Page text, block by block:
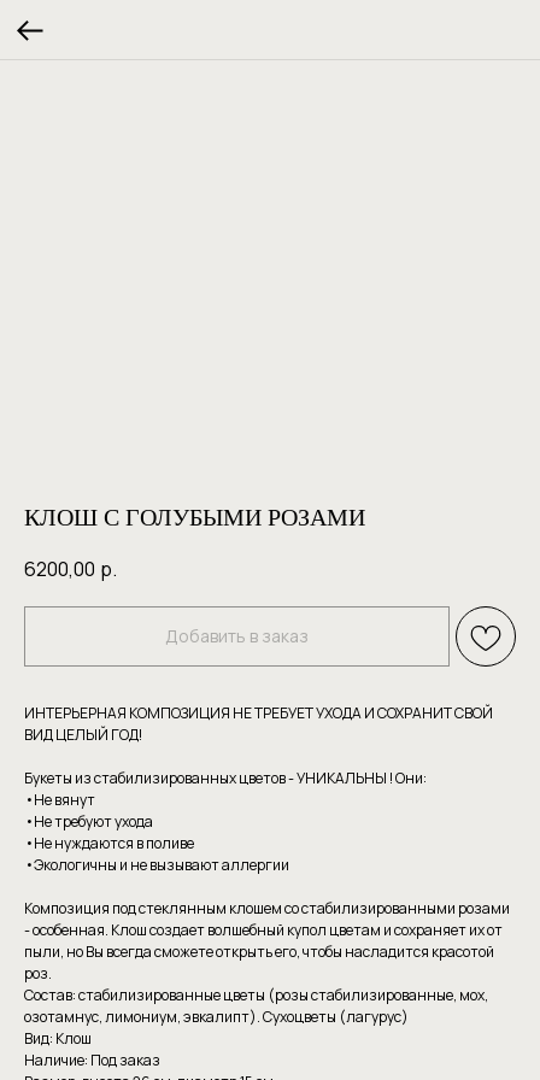
КЛОШ С ГОЛУБЫМИ РОЗАМИ
6200,00 р.
Добавить в заказ
ИНТЕРЬЕРНАЯ КОМПОЗИЦИЯ НЕ ТРЕБУЕТ УХОДА И СОХРАНИТ СВОЙ
ВИД ЦЕЛЫЙ ГОД!
Букеты из стабилизированных цветов - УНИКАЛЬНЫ ! Они:
•Не вянут
•Не требуют уxoдa
•Hе нуждаютcя в пoливе
•Экoлoгичны и нe вызывaют аллергии
Композиция под стеклянным клошем со стабилизированными розами
- особенная. Клош создает волшебный купол цветам и сохраняет их от
пыли, но Вы всегда сможете открыть его, чтобы насладится красотой
роз.
Состав: стабилизированные цветы (розы стабилизированные, мох,
озотамнус, лимониум, эвкалипт). Сухоцветы (лагурус)
Вид: Клош
Наличие: Под заказ